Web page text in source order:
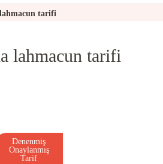
tarifi
lahmacun tarifi
Denenmiş
Onaylanmış
Tarif